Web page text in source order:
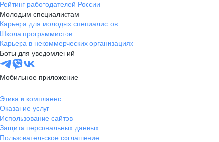
Рейтинг работодателей России
Молодым специалистам
Карьера для молодых специалистов
Школа программистов
Карьера в некоммерческих организациях
Боты для уведомлений
Мобильное приложение
Этика и комплаенс
Оказание услуг
Использование сайтов
Защита персональных данных
Пользовательское соглашение